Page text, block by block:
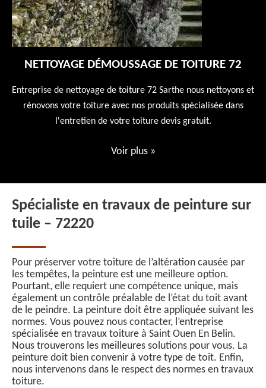
NETTOYAGE DÉMOUSSAGE DE TOITURE 72
Entreprise de nettoyage de toiture 72 Sarthe nous nettoyons et
rénovons votre toiture avec nos produits spécialisée dans
l'entretien de votre toiture devis gratuit.
Voir plus »
Spécialiste en travaux de peinture sur
tuile – 72220
Pour préserver votre toiture de l’altération causée par
les tempêtes, la peinture est une meilleure option.
Pourtant, elle requiert une compétence unique, mais
également un contrôle préalable de l’état du toit avant
de le peindre. La peinture doit être appliquée suivant les
normes. Vous pouvez nous contacter, l’entreprise
spécialisée en travaux toiture à Saint Ouen En Belin.
Nous trouverons les meilleures solutions pour vous. La
peinture doit bien convenir à votre type de toit. Enfin,
nous intervenons dans le respect des normes en travaux
toiture.